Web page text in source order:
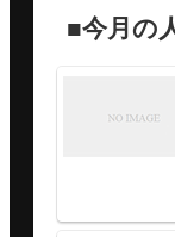
■今月の